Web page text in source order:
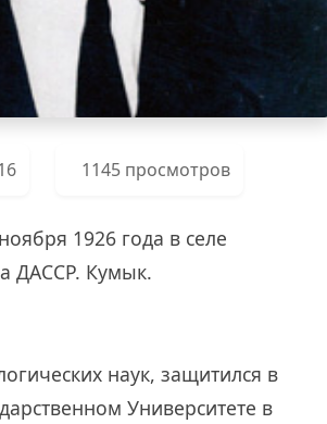
1145 просмотров
1926 года в селе
ДАССР. Кумык.
наук, защитился в
Университете в